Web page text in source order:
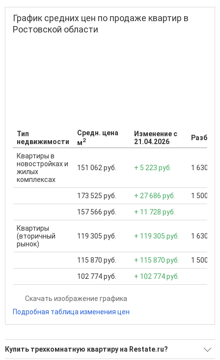
График средних цен по продаже квартир в
Ростовской области
Тип
недвижимости
Средн. цена
м2
Изменение с
21.04.2026
Квартиры в
новостройках и
жилых
комплексах
151 062 руб. + 5 223 руб. 1 630
173 525 руб. + 27 686 руб. 1 500
157 566 руб. + 11 728 руб.
Квартиры
(вторичный
рынок)
119 305 руб. + 119 305 руб. 1 630
115 870 руб. + 115 870 руб. 1 500
102 774 руб. + 102 774 руб.
Скачать изображение графика
Подробная таблица изменения цен
Купить трехкомнатную квартиру на Restate.ru?